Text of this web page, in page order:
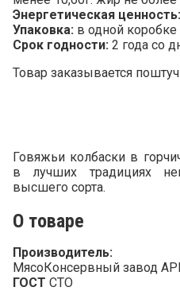
Энергетическая ценность:
Упаковка: в одной коробке
Срок годности: 2 года со
Товар заказывается
Говяжьи колбаски в
в лучших традициях
высшего сорта.
О товаре
Производитель:
МясоКонсервный завод
ГОСТ СТО